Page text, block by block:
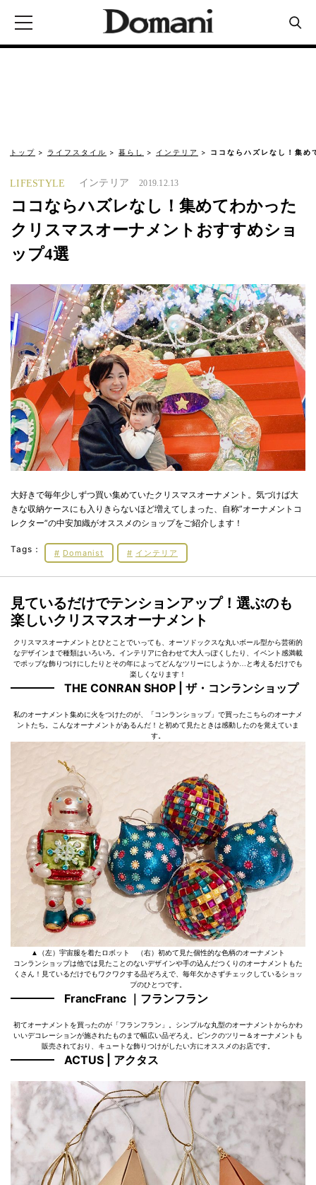
トップ ライフスタイル 暮らし インテリア ココならハズレなし！集
LIFESTYLE インテリア 2019.12.13
ココならハズレなし！集めてわかった
クリスマスオーナメントおすすめショ
ップ4選
大好きで毎年少しずつ買い集めていたクリスマスオーナメント。気づけば大
きな収納ケースにも入りきらないほど増えてしまった、自称”オーナメントコ
レクター”の中安加織がオススメのショップをご紹介します！
Tags： Domanist インテリア
見ているだけでテンションアップ！選ぶのも
楽しいクリスマスオーナメント
クリスマスオーナメントとひとことでいっても、オーソドックスな丸いボール型から芸術的
なデザインまで種類はいろいろ。インテリアに合わせて大人っぽくしたり、イベント感満載
でポップな飾りつけにしたりとその年によってどんなツリーにしようか…と考えるだけでも
楽しくなります！
THE CONRAN SHOP | ザ・コンランショップ
私のオーナメント集めに火をつけたのが、「コンランショップ」で買ったこちらのオーナメ
ントたち。こんなオーナメントがあるんだ！と初めて見たときは感動したのを覚えていま
す。
▲（左）宇宙服を着たロボット （右）初めて見た個性的な色柄のオーナメント
コンランショップは他では見たことのないデザインや手の込んだつくりのオーナメントもた
くさん！見ているだけでもワクワクする品ぞろえで、毎年欠かさずチェックしているショッ
プのひとつです。
FrancFranc ｜フランフラン
初てオーナメントを買ったのが「フランフラン」。シンプルな丸型のオーナメントからかわ
いいデコレーションが施されたものまで幅広い品ぞろえ。ピンクのツリー＆オーナメントも
販売されており、キュートな飾りつけがしたい方にオススメのお店です。
ACTUS | アクタス